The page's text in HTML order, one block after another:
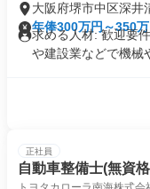
大阪府堺市中区深井
年俸300万円～350
求める人材: 歓迎要
や建設業などで機械
正社員
自動車整備士(無資